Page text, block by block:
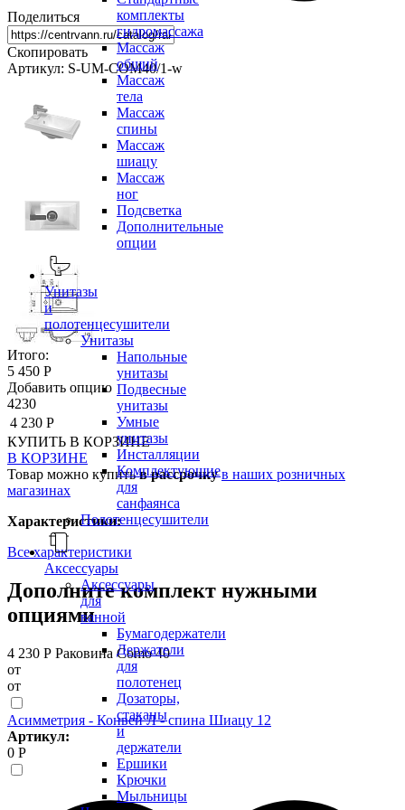
комплекты
гидромассажа
Массаж
общий
Массаж
тела
Массаж
спины
Массаж
шиацу
Массаж
ног
Подсветка
Дополнительные
опции
Унитазы
и
полотенцесушители
Унитазы
Напольные
унитазы
Подвесные
унитазы
Умные
унитазы
Инсталляции
Комплектующие
для
санфаянса
Полотенцесушители
Аксессуары
Аксессуары
для
ванной
Бумагодержатели
Держатели
для
полотенец
Дозаторы,
стаканы
и
держатели
Ершики
Крючки
Мыльницы
Поделиться
Скопировать
Артикул: S-UM-COM40/1-w
Итого:
5 450 Р
Добавить опцию
4230
4 230 Р
КУПИТЬ В КОРЗИНЕ
В КОРЗИНЕ
Товар можно купитьв рассрочку в наших розничных
магазинах
Характеристики:
Все характеристики
Дополните комплект нужными
опциями
4 230 Р Раковина Como 40
от
от
Асимметрия - Конвей Л - спина Шиацу 12
Артикул:
0 Р